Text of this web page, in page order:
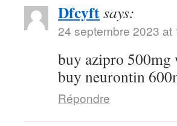
Dfcyftsays:
24 septembre 2023 at
buy azipro
buy neurontin
Répondre